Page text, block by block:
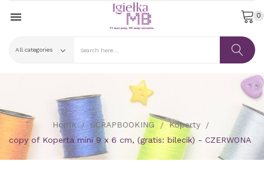
 0
Home SCRAPBOOKING
Koperty
copy of Koperta mini 9 x 6 cm, (gratis: bilecik) - CZERWONA